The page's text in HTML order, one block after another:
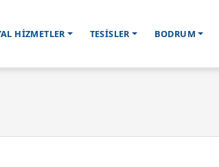
HİZMETLER TESİSLER BODRUM